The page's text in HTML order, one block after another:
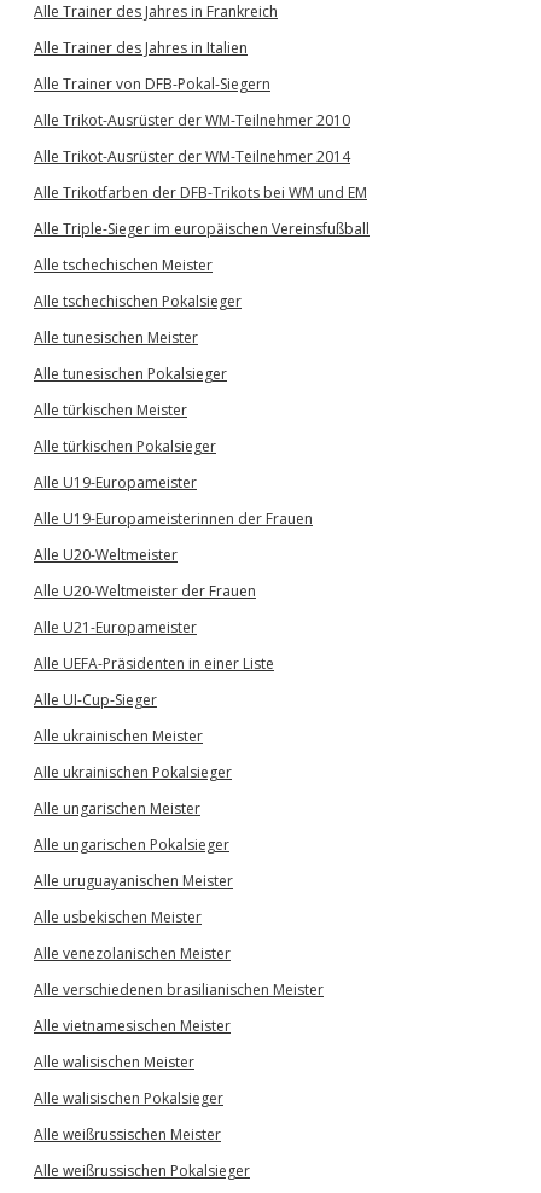
Alle Trainer des Jahres in Frankreich
Alle Trainer des Jahres in Italien
Alle Trainer von DFB-Pokal-Siegern
Alle Trikot-Ausrüster der WM-Teilnehmer 2010
Alle Trikot-Ausrüster der WM-Teilnehmer 2014
Alle Trikotfarben der DFB-Trikots bei WM und EM
Alle Triple-Sieger im europäischen Vereinsfußball
Alle tschechischen Meister
Alle tschechischen Pokalsieger
Alle tunesischen Meister
Alle tunesischen Pokalsieger
Alle türkischen Meister
Alle türkischen Pokalsieger
Alle U19-Europameister
Alle U19-Europameisterinnen der Frauen
Alle U20-Weltmeister
Alle U20-Weltmeister der Frauen
Alle U21-Europameister
Alle UEFA-Präsidenten in einer Liste
Alle UI-Cup-Sieger
Alle ukrainischen Meister
Alle ukrainischen Pokalsieger
Alle ungarischen Meister
Alle ungarischen Pokalsieger
Alle uruguayanischen Meister
Alle usbekischen Meister
Alle venezolanischen Meister
Alle verschiedenen brasilianischen Meister
Alle vietnamesischen Meister
Alle walisischen Meister
Alle walisischen Pokalsieger
Alle weißrussischen Meister
Alle weißrussischen Pokalsieger